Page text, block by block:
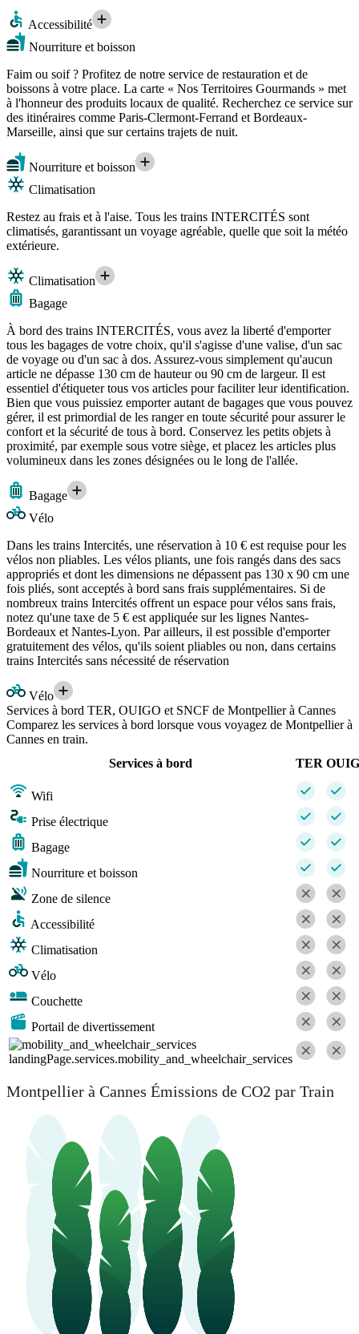
Accessibilité
Nourriture et boisson
Faim ou soif ? Profitez de notre service de restauration et de
boissons à votre place. La carte « Nos Territoires Gourmands » met
à l'honneur des produits locaux de qualité. Recherchez ce service sur
des itinéraires comme Paris-Clermont-Ferrand et Bordeaux-
Marseille, ainsi que sur certains trajets de nuit.
Nourriture et boisson
Climatisation
Restez au frais et à l'aise. Tous les trains INTERCITÉS sont
climatisés, garantissant un voyage agréable, quelle que soit la météo
extérieure.
Climatisation
Bagage
À bord des trains INTERCITÉS, vous avez la liberté d'emporter
tous les bagages de votre choix, qu'il s'agisse d'une valise, d'un sac
de voyage ou d'un sac à dos. Assurez-vous simplement qu'aucun
article ne dépasse 130 cm de hauteur ou 90 cm de largeur. Il est
essentiel d'étiqueter tous vos articles pour faciliter leur identification.
Bien que vous puissiez emporter autant de bagages que vous pouvez
gérer, il est primordial de les ranger en toute sécurité pour assurer le
confort et la sécurité de tous à bord. Conservez les petits objets à
proximité, par exemple sous votre siège, et placez les articles plus
volumineux dans les zones désignées ou le long de l'allée.
Bagage
Vélo
Dans les trains Intercités, une réservation à 10 € est requise pour les
vélos non pliables. Les vélos pliants, une fois rangés dans des sacs
appropriés et dont les dimensions ne dépassent pas 130 x 90 cm une
fois pliés, sont acceptés à bord sans frais supplémentaires. Si de
nombreux trains Intercités offrent un espace pour vélos sans frais,
notez qu'une taxe de 5 € est appliquée sur les lignes Nantes-
Bordeaux et Nantes-Lyon. Par ailleurs, il est possible d'emporter
gratuitement des vélos, qu'ils soient pliables ou non, dans certains
trains Intercités sans nécessité de réservation
Vélo
Services à bord TER, OUIGO et SNCF de Montpellier à Cannes
Comparez les services à bord lorsque vous voyagez de Montpellier à
Cannes en train.
Services à bord
TER
Wifi
Prise électrique
Bagage
Nourriture et boisson
Zone de silence
Accessibilité
Climatisation
Vélo
Couchette
Portail de divertissement
landingPage.services.mobility_and_wheelchair_services
Montpellier à Cannes Émissions de CO2 par Train